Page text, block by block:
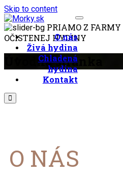
Skip to content
Morky.sk
Predaj živej a očistenej
hydiny
O nás
Živá hydina
Chladená
hydina
Kontakt
PRIAMO Z FARMY
OČISTENEJ HYDINY
Úvodná stránka
O NÁS